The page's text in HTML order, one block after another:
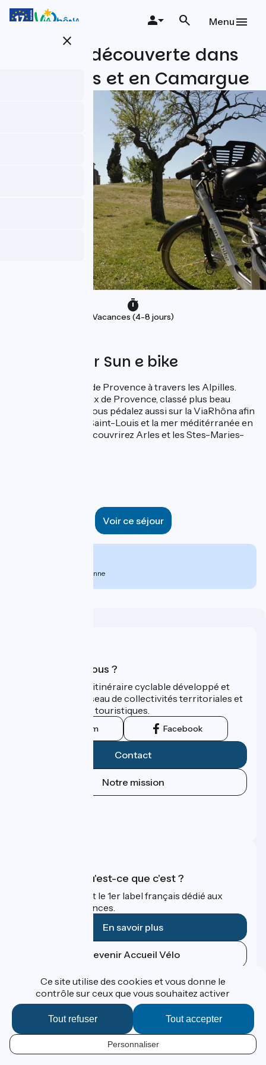
Aller
close
FR
Menu
Semaine découverte dans
les Alpilles et en Camargue
Vacances (4-8 jours)
Proposé par Sun e bike
Partez de St Rémy de Provence à travers les Alpilles.
Vous visitez les Baux de Provence, classé plus beau
village de France. Vous pédalez aussi sur la ViaRhôna afin
de rejoindre Port-Saint-Louis et la mer méditérranée en
Camargue. Vous découvrirez Arles et les Stes-Maries-
Voir ce séjour
par personne
Qui sommes-nous ?
ViaRhôna est un itinéraire cyclable développé et
promu par un réseau de collectivités territoriales et
leurs institutions touristiques.
Instagram Facebook
Contact
Notre mission
Accueil Vélo qu'est-ce que c'est ?
Accueil Vélo c'est le 1er label français dédié aux
cyclistes en vacances.
En savoir plus
Devenir Accueil Vélo
Financé dans le cadre de Destination France
Contact
Données personnelles
Ce site utilise des cookies et vous donne le
contrôle sur ceux que vous souhaitez activer
Tout accepter
Tout refuser
Personnaliser